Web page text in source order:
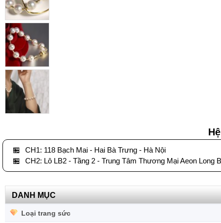
🏪
CH1: 118 Bạch Mai - Hai Bà Trưng - Hà Nội
🏪
CH2: Lô LB2 - Tầng 2 - Trung Tâm Thương Mại Aeon Long
DANH MỤC
Loại trang sức